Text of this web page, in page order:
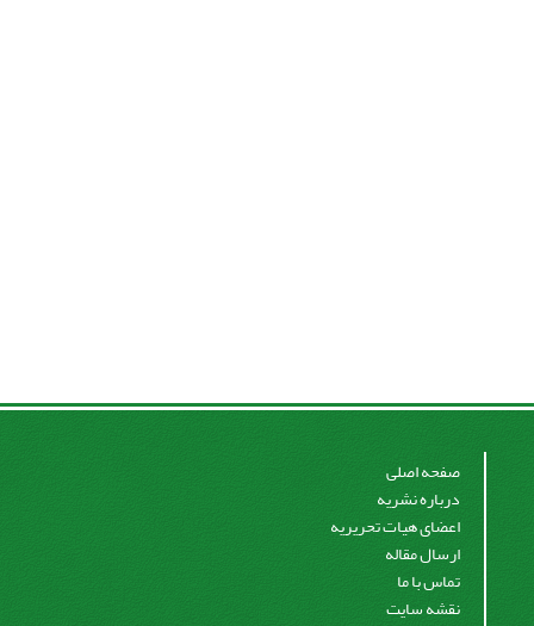
صفحه اصلی
درباره نشریه
اعضای هیات تحریریه
ارسال مقاله
تماس با ما
نقشه سایت